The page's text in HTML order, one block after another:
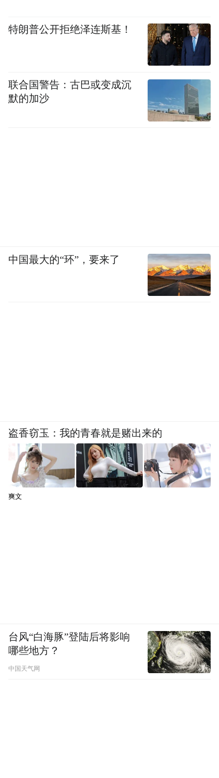
特朗普公开拒绝泽连斯基！
联合国警告：古巴或变成沉
默的加沙
中国最大的“环”，要来了
盗香窃玉：我的青春就是赌出来的
爽文
台风“白海豚”登陆后将影响
哪些地方？
中国天气网